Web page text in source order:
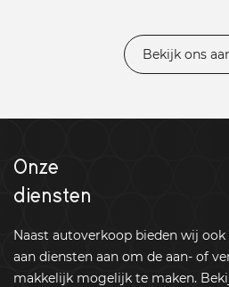
Bekijk ons
Onze
diensten
Naast autoverkoop bieden wij
aan diensten aan om de aan- of
makkelijk mogelijk te maken.